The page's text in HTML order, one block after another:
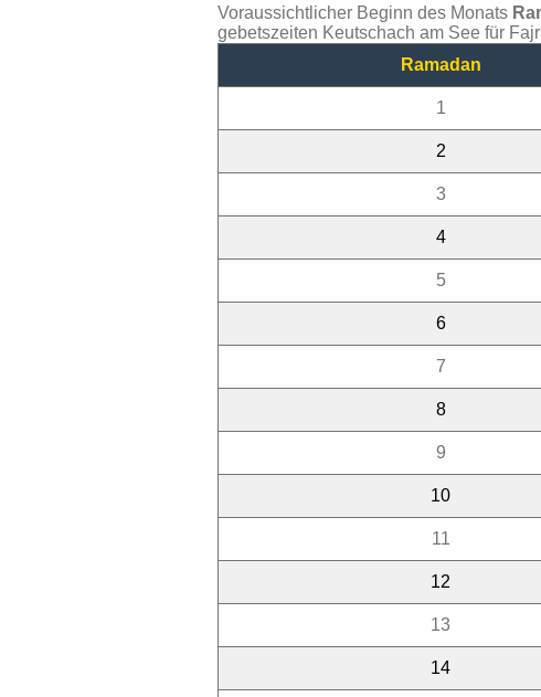
Voraussichtlicher Beginn des Monats
gebetszeiten Keutschach am See für
Ramadan
1
2
3
4
5
6
7
8
9
10
11
12
13
14